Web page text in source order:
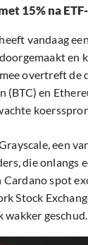
15% na
heeft vandaag
en
overtreft de
(BTC) en
een
die onlangs
Cardano spot
Stock
wakker geschud.